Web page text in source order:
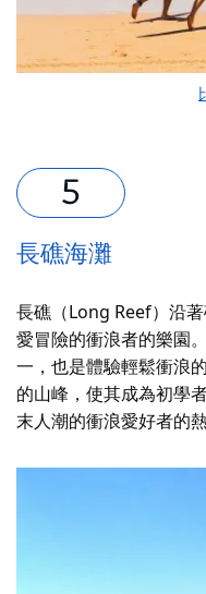
長礁海灘
長礁（Long Reef）沿
愛冒險的衝浪者的樂園
一，也是體驗輕鬆衝浪
的山峰，使其成為初學
末人潮的衝浪愛好者的熱